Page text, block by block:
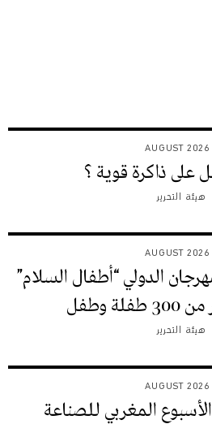
ذاكرة قوية ؟
هيئة التحرير
الدورة 18 المهرجان الدولي “أطفال السلام”
وطفل
هيئة التحرير
المغربي للصناعة